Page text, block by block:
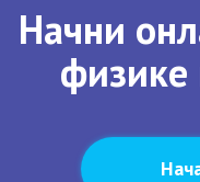
Начни
физике